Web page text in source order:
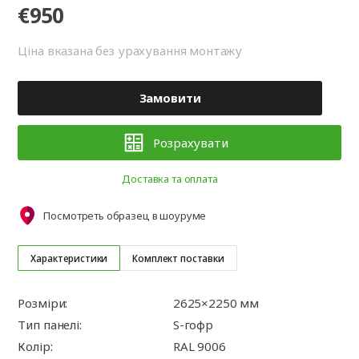
Характеристики Комплект поставки
Розміри:
2625×2250 мм
Тип панелі:
S-гофр
Колір:
RAL 9006
€950
Ціна вказана без урахування монтажу
Замовити
Розрахувати
Доставка та оплата
Посмотреть образец в шоуруме